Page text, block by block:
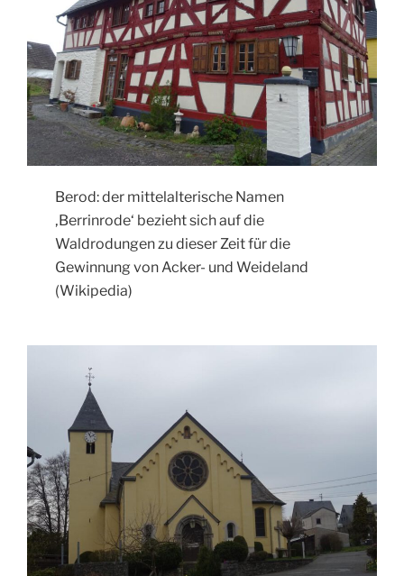
Berod: der mittelalterische Namen
‚Berrinrode‘ bezieht sich auf die
Waldrodungen zu dieser Zeit für die
Gewinnung von Acker- und Weideland
(Wikipedia)